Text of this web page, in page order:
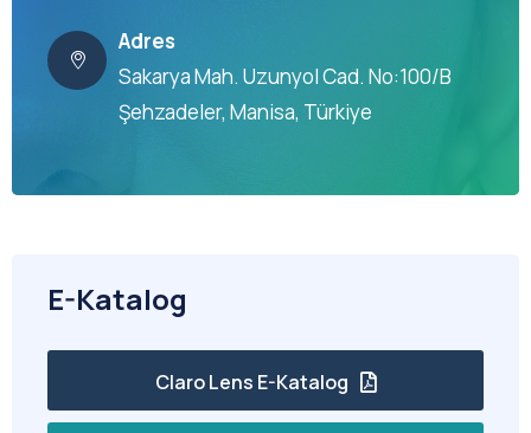
Adres
Sakarya Mah. Uzunyol Cad. No:100/B
Şehzadeler, Manisa, Türkiye
E-Katalog
Claro Lens E-Katalog